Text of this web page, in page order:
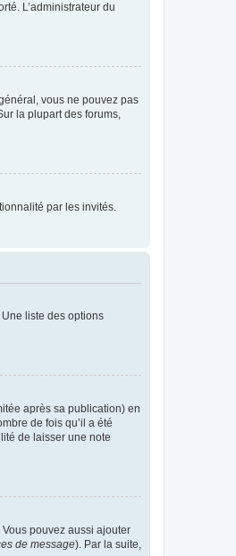
L’administrateur du
vous ne pouvez pas
la plupart des forums,
par les invités.
liste des options
après sa publication) en
de fois qu’il a été
de laisser une note
pouvez aussi ajouter
de message). Par la suite,